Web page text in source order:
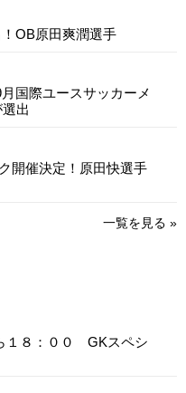
OB原田爽潤選手
国際ユースサッカーメ
出
開催決定！原田快選手
一覧を見る »
１８：００ GKスペシ